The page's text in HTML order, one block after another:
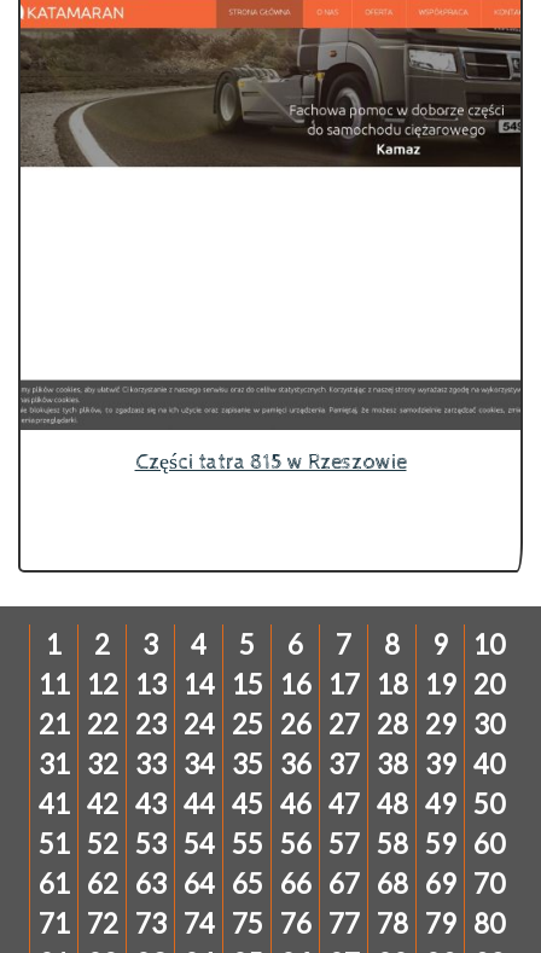
Części tatra 815 w Rzeszowie
1 2 3 4 5 6 7 8 9
10
11
12 13 14 15 16 17 18 19 20
21 22 23 24 25 26 27 28 29 30
31 32 33 34 35 36 37 38 39 40
41 42 43 44 45 46 47 48 49 50
51 52 53 54 55 56 57 58 59 60
61 62 63 64 65 66 67 68 69 70
71 72 73 74 75 76 77 78 79 80